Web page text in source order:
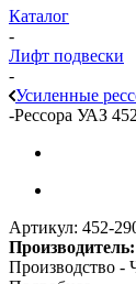
Каталог
-
Лифт подвески
-
Усиленные
-Рессора УАЗ
Артикул: 452-
Производитель:
Производство -